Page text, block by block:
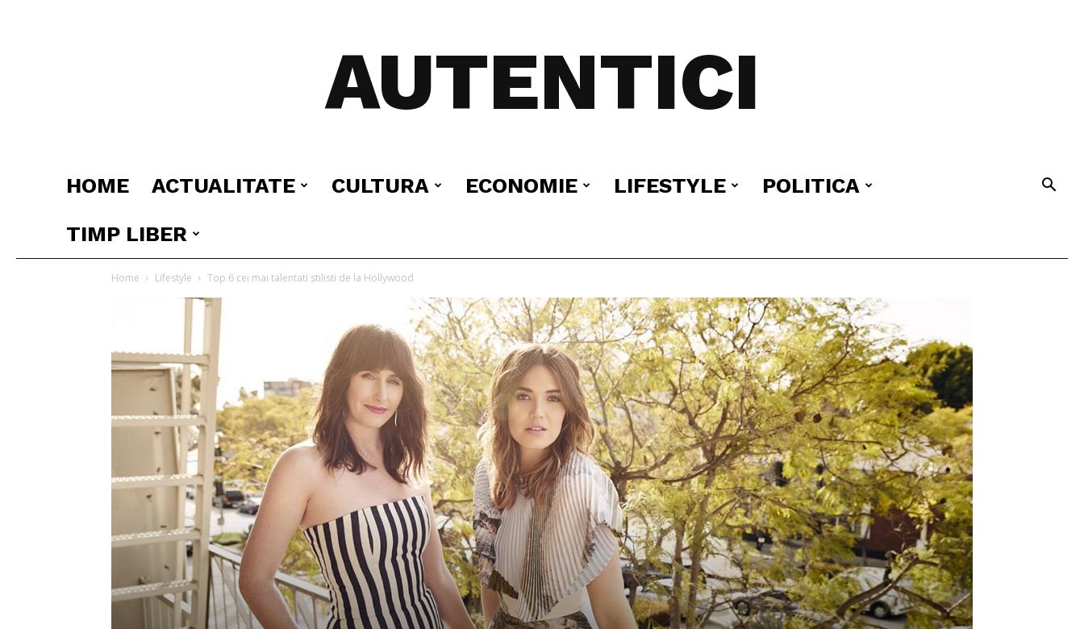
AUTENTICI
HOME ACTUALITATE CULTURA ECONOMIE LIFESTYLE
POLITICA
TIMP LIBER
Home Lifestyle Top 6 cei mai talentati stilisti de la Hollywood